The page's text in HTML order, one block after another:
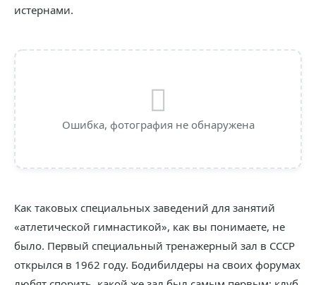
истернами.
Ошибка, фотография не обнаружена
Как таковых специальных заведений для занятий
«атлетической гимнастикой», как вы понимаете, не
было. Первый специальный тренажерный зал в СССР
открылся в 1962 году. Бодибилдеры на своих форумах